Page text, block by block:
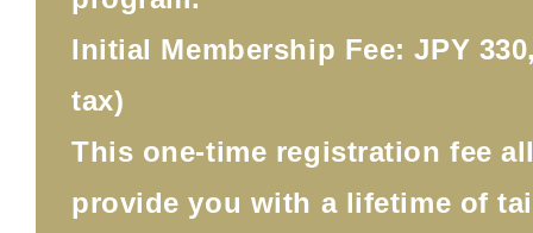
Initial Membership Fee: JPY
tax)
This one-time registration fee
provide you with a lifetime of